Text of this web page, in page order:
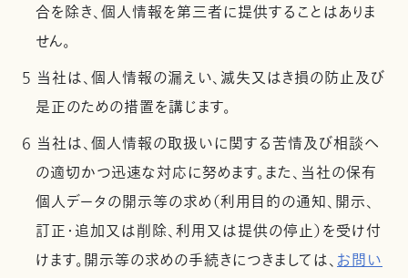
合を除き、個人情報を第三者に提供することはありま
せん。
5 当社は、個人情報の漏えい、滅失又はき損の防止及び
是正のための措置を講じます。
6 当社は、個人情報の取扱いに関する苦情及び相談へ
の適切かつ迅速な対応に努めます。また、当社の保有
個人データの開示等の求め（利用目的の通知、開示、
訂正・追加又は削除、利用又は提供の停止）を受け付
けます。開示等の求めの手続きにつきましては、お問い